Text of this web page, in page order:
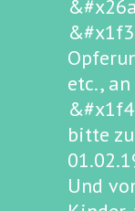
etc.,
bitte
Und